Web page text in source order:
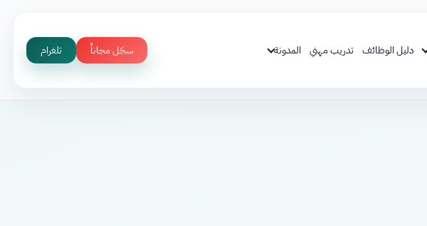
دليل الوظائف تدريب مهني المدونة سجّل مجاناً تلغرام